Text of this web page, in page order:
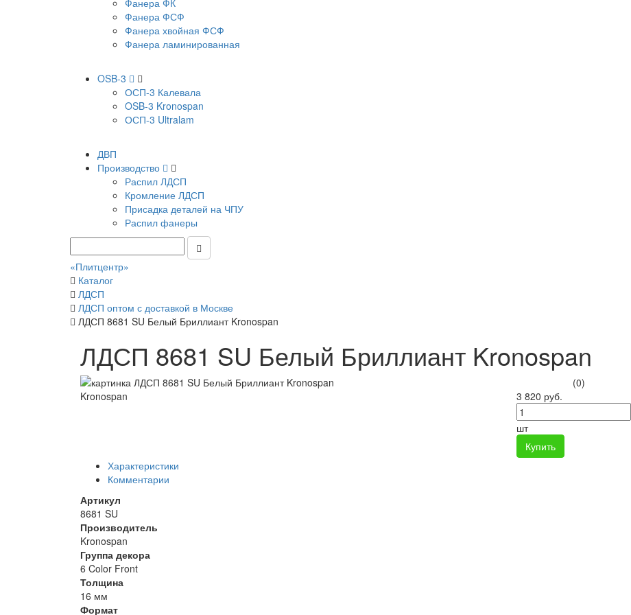
Фанера ФК
Фанера ФСФ
Фанера хвойная ФСФ
Фанера ламинированная
OSB-3
ОСП-3 Калевала
OSB-3 Kronospan
ОСП-3 Ultralam
ДВП
Производство
Распил ЛДСП
Кромление ЛДСП
Присадка деталей на ЧПУ
Распил фанеры
«Плитцентр»
Каталог
ЛДСП
ЛДСП оптом с доставкой в Москве
ЛДСП 8681 SU Белый Бриллиант Kronospan
ЛДСП 8681 SU Белый Бриллиант Kronospan
(0)
3 820 руб.
шт
Купить
Характеристики
Комментарии
Артикул
8681 SU
Производитель
Kronospan
Группа декора
6 Color Front
Толщина
16 мм
Формат